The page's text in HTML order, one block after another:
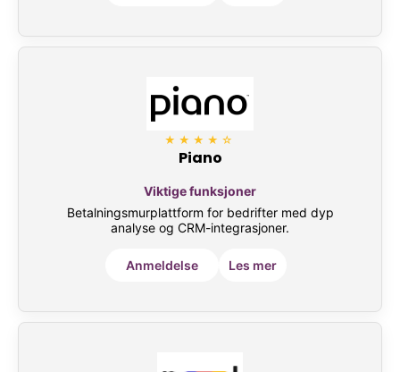
★★★★☆
Piano
Viktige funksjoner
Betalningsmurplattform for bedrifter med dyp
analyse og CRM-integrasjoner.
Anmeldelse Les mer